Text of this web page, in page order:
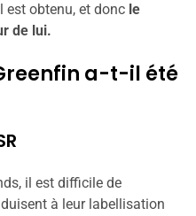
est obtenu, et donc le
de lui.
a-t-il été
il est difficile de
à leur labellisation